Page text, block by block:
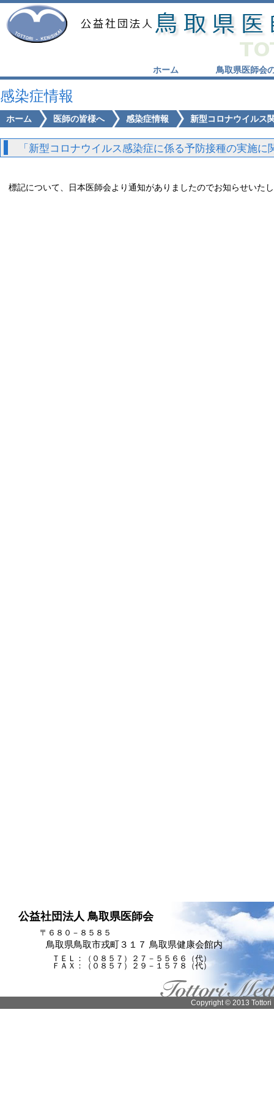
ホーム 鳥取県医師会
感染症情報
ホーム 医師の皆様へ 感染症情報 新型コロナウイルス
「新型コロナウイルス感染症に係る予防接種の実施
標記について、日本医師会より通知がありましたのでお知らせいた
公益社団法人 鳥取県医師会
〒６８０－８５８５
鳥取県鳥取市戎町３１７ 鳥取県健康会館内
ＴＥＬ：（０８５７）２７－５５６６（代）
ＦＡＸ：（０８５７）２９－１５７８（代）
Copyright © 2013 Tottori